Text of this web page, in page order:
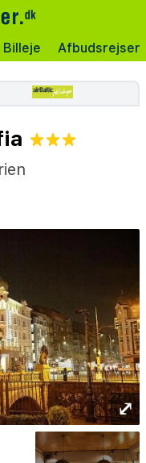
Billeje Afbudsrejser
⤢